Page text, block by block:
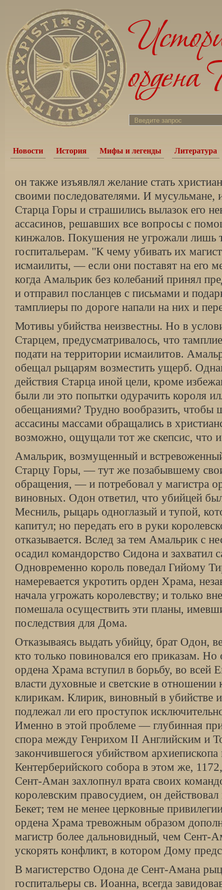
Новости История Мифы и легенды Литература
он также изъявлял желание стать
своими последователями. И мусульмане,
Старца Горы и страшились вылазок его
ассасинов, решавших все вопросы с
кинжалов. Покушения не угрожали лишь
госпитальерам. "К чему убивать их
исмаилиты, — если они поставят на его
когда Амальрик без колебаний принял
и отправил посланцев с письмами и
тамплиеры по дороге напали на них и
Мотивы убийства неизвестны. Но в
Старцем, предусматривалось, что
подати на территории исмаилитов.
обещал рыцарям возместить ущерб.
действия Старца иной цели, кроме
были ли это попытки одурачить короля
обещаниями? Трудно вообразить, чтобы
ассасины массами обращались в
возможно, ощущали тот же скепсис, что
Амальрик, возмущенный и
Старцу Горы, — тут же позабывшему
обращения, — и потребовал у магистра
виновных. Одон ответил, что убийцей
Месниль, рыцарь одноглазый и тупой,
капитул; но передать его в руки
отказывается. Вслед за тем Амальрик с
осадил командорство Сидона и захватил
Одновременно король поведал Гийому
намеревается укротить орден Храма,
начала угрожать королевству; и только
помешала осуществить эти планы,
последствия для Дома.
Отказываясь выдать убийцу, брат Одон,
кто только повиновался его приказам.
ордена Храма вступил в борьбу, во всей
власти духовные и светские в
клирикам. Клирик, виновный в убийстве
подлежал ли его проступок
Именно в этой проблеме — глубинная
спора между Генрихом II Английским и
закончившегося убийством архиепископа
Кентерберийского собора в этом же,
Сент-Аман захлопнул врата своих
королевским правосудием, он
Бекет; тем не менее церковные
ордена Храма тревожным образом
магистр более дальновидный, чем Сент-
ускорять конфликт, в котором Дому
В магистерство Одона де Сент-Амана
госпитальеры св. Иоанна, всегда